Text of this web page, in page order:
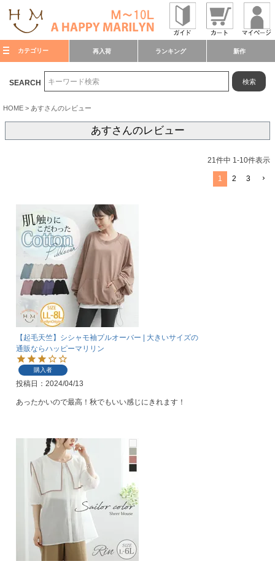
カテゴリー 再入荷 ランキング 新作
SEARCH 検索
HOME あすさんのレビュー
あすさんのレビュー
21件中 1-10件表示
1 2 3
【起毛天竺】シシャモ袖プルオーバー | 大きいサイズの
通販ならハッピーマリリン
購入者
投稿日 2024/04/13
あったかいので最高！秋でもいい感じにきれます！